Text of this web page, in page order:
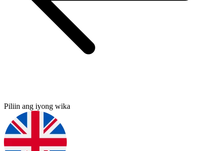
Piliin ang iyong wika